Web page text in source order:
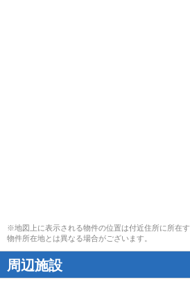
※地図上に表示される物件の位置は付近住所に所在
物件所在地とは異なる場合がございます。
周辺施設